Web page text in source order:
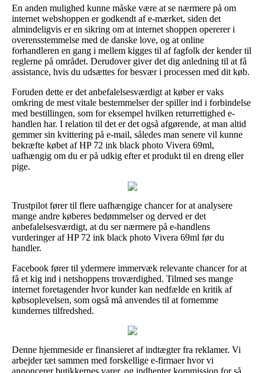
En anden mulighed kunne måske være at se nærmere på om
internet webshoppen er godkendt af e-mærket, siden det
almindeligvis er en sikring om at internet shoppen opererer i
overensstemmelse med de danske love, og at online
forhandleren en gang i mellem kigges til af fagfolk der kender til
reglerne på området. Derudover giver det dig anledning til at få
assistance, hvis du udsættes for besvær i processen med dit køb.
Foruden dette er det anbefalelsesværdigt at køber er vaks
omkring de mest vitale bestemmelser der spiller ind i forbindelse
med bestillingen, som for eksempel hvilken returrettighed e-
handlen har. I relation til det er det også afgørende, at man altid
gemmer sin kvittering på e-mail, således man senere vil kunne
bekræfte købet af HP 72 ink black photo Vivera 69ml,
uafhængig om du er på udkig efter et produkt til en dreng eller
pige.
Trustpilot fører til flere uafhængige chancer for at analysere
mange andre køberes bedømmelser og derved er det
anbefalelsesværdigt, at du ser nærmere på e-handlens
vurderinger af HP 72 ink black photo Vivera 69ml før du
handler.
Facebook fører til ydermere immervæk relevante chancer for at
få et kig ind i netshoppens troværdighed. Tilmed ses mange
internet foretagender hvor kunder kan nedfælde en kritik af
købsoplevelsen, som også må anvendes til at fornemme
kundernes tilfredshed.
Denne hjemmeside er finansieret af indtægter fra reklamer. Vi
arbejder tæt sammen med forskellige e-firmaer hvor vi
annoncerer butikkernes varer, og indhenter kommission for så